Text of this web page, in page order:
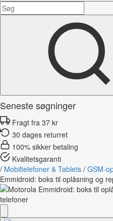
Seneste søgninger
Fragt fra 37 kr
30 dages returret
100% sikker betaling
Kvalitetsgaranti
/ Mobiltelefoner & Tablets / GSM-
Emmidroid: boks til oplåsning og